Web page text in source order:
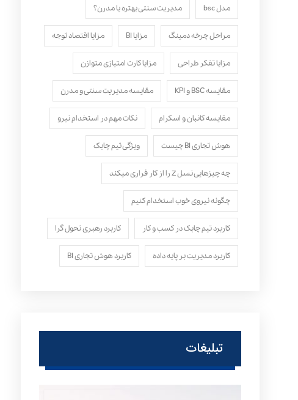
مدل bsc مدیریت سنتی بهتره یا مدرن؟
مراحل چرخه دمینگ مزایا BI مزایا اقتصاد توجه
مزایا تفکر طراحی مزایا کارت امتیازی متوازن
مقایسه BSC و KPI مقایسه مدیریت سنتی و مدرن
مقایسه کانبان و اسکرام نکات مهم در استخدام نیرو
هوش تجاری BI چیست ویژگی تیم چابک
چه چیزهایی نسل Z را از کار فراری میکند
چگونه نیروی خوب استخدام کنیم
کاربرد تیم چابک در کسب و کار کاربرد رهبری تحول‌ گرا
کاربرد مدیریت بر پایه داده کاربرد هوش تجاری BI
تبلیغات